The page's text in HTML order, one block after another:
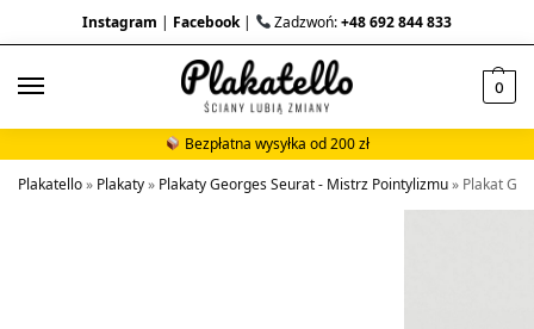
Instagram | Facebook| Zadzwoń:+48 692 844 833
0
Bezpłatna wysyłka od 200 zł
Plakatello» Plakaty» Plakaty Georges Seurat - Mistrz Pointylizmu» Plakat